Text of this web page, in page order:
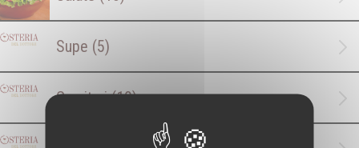
Supe (5)
Garnituri(10)